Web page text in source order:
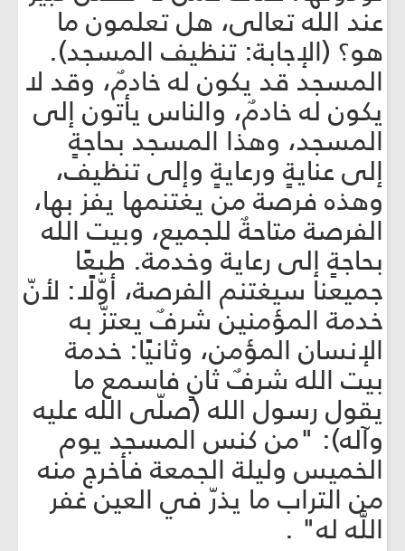
عند الله تعالى، هل تعلمون ما
هو؟ (الإجابة: تنظيف المسجد).
المسجد قد يكون له خادمٌ، وقد لا
يكون له خادمٌ، والناس يأتون إلى
المسجد، وهذا المسجد بحاجةٍ
إلى عنايةٍ ورعايةٍ وإلى تنظيف،
وهذه فرصة من يغتنمها يفز بها،
الفرصة متاحةٌ للجميع، وبيت الله
بحاجةٍ إلى رعاية وخدمة. طبعًا
جميعنا سيغتنم الفرصة، أوّلًا: لأنّ
خدمة المؤمنين شرفٌ يعتزّ به
الإنسان المؤمن، وثانيًا: خدمة
بيت الله شرفٌ ثانٍ فاسمع ما
يقول رسول الله (صلّى الله عليه
وآله): "من كنس المسجد يوم
الخميس وليلة الجمعة فأخرج منه
من التراب ما يذرّ في العين غفر
اللَّه له" .